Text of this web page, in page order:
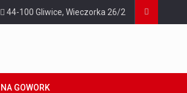
44-100 Gliwice, Wieczorka 26/2
GOWORK